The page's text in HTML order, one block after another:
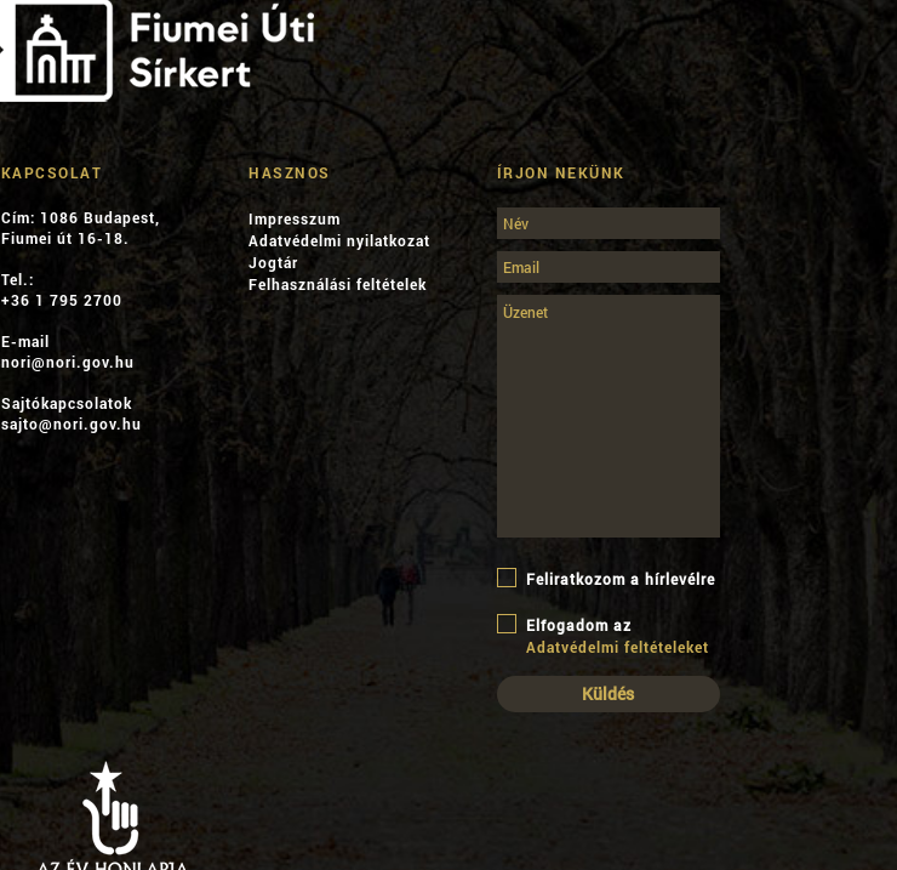
KAPCSOLAT
Cím: 1086 Budapest,
Fiumei út 16-18.
Tel.:
+36 1 795 2700
E-mail
nori@nori.gov.hu
Sajtókapcsolatok
sajto@nori.gov.hu
HASZNOS
Impresszum
Adatvédelmi nyilatkozat
Jogtár
Felhasználási feltételek
ÍRJON NEKÜNK
Feliratkozom a hírlevélre
Elfogadom az
Adatvédelmi feltételeket